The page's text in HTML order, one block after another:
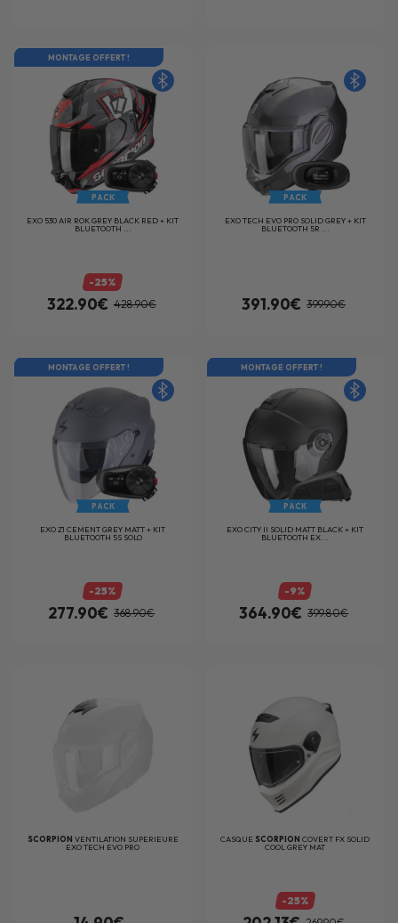
MONTAGE OFFERT !
PACK
EXO 530 AIR ROK GREY BLACK RED + KIT
BLUETOOTH ...
-25%
322.90€ 428.90€
PACK
EXO TECH EVO PRO SOLID GREY + KIT
BLUETOOTH 5R ...
391.90€ 399.90€
MONTAGE OFFERT !
PACK
EXO Z1 CEMENT GREY MATT + KIT
BLUETOOTH 5S SOLO
-25%
277.90€ 368.90€
MONTAGE OFFERT !
PACK
EXO CITY II SOLID MATT BLACK + KIT
BLUETOOTH EX...
-9%
364.90€ 399.80€
SCORPION VENTILATION SUPERIEURE
EXO TECH EVO PRO
CASQUE SCORPIONCOVERT FX SOLID
COOL GREY MAT
-25%